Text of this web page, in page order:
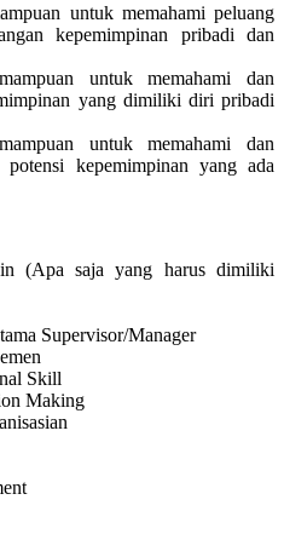
untuk memahami peluang
kepemimpinan pribadi dan
untuk memahami dan
yang dimiliki diri pribadi
untuk memahami dan
potensi kepemimpinan yang ada
(Apa saja yang harus dimiliki
Supervisor/Manager
Skill
Making